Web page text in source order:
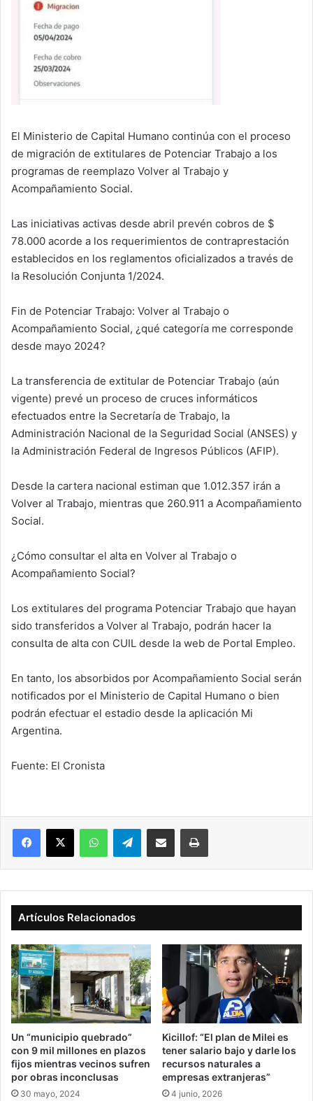
El Ministerio de Capital Humano continúa con el proceso
de migración de extitulares de Potenciar Trabajo a los
programas de reemplazo Volver al Trabajo y
Acompañamiento Social.
Las iniciativas activas desde abril prevén cobros de $
78.000 acorde a los requerimientos de contraprestación
establecidos en los reglamentos oficializados a través de
la Resolución Conjunta 1/2024.
Fin de Potenciar Trabajo: Volver al Trabajo o
Acompañamiento Social, ¿qué categoría me corresponde
desde mayo 2024?
La transferencia de extitular de Potenciar Trabajo (aún
vigente) prevé un proceso de cruces informáticos
efectuados entre la Secretaría de Trabajo, la
Administración Nacional de la Seguridad Social (ANSES) y
la Administración Federal de Ingresos Públicos (AFIP).
Desde la cartera nacional estiman que 1.012.357 irán a
Volver al Trabajo, mientras que 260.911 a Acompañamiento
Social.
¿Cómo consultar el alta en Volver al Trabajo o
Acompañamiento Social?
Los extitulares del programa Potenciar Trabajo que hayan
sido transferidos a Volver al Trabajo, podrán hacer la
consulta de alta con CUIL desde la web de Portal Empleo.
En tanto, los absorbidos por Acompañamiento Social serán
notificados por el Ministerio de Capital Humano o bien
podrán efectuar el estadio desde la aplicación Mi
Argentina.
Fuente: El Cronista
Facebook
X WhatsAppTelegramCompartir vía correo electrónicoImprimir
Artículos Relacionados
Un “municipio quebrado”
con 9 mil millones en plazos
fijos mientras vecinos sufren
por obras inconclusas
30 mayo, 2024
Kicillof: “El plan de Milei es
tener salario bajo y darle los
recursos naturales a
empresas extranjeras”
4 junio, 2026